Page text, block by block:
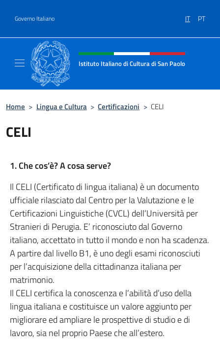
Governo Italiano IT PT
Intestazione sito, social e menù
Istituto Italiano di Cultura di San Paolo
Home > Lingua e Cultura > Certificazioni > CELI
CELI
1. Che cos’è? A cosa serve?
Il CELI (Certificato di lingua italiana) è un documento
ufficiale rilasciato dal Centro per la Valutazione e le
Certificazioni Linguistiche (CVCL) dell’Università per
Stranieri di Perugia. E’ riconosciuto dal Governo
italiano, accettato in tutto il mondo e non ha scadenza.
A partire dal livello B1, è uno degli esami riconosciuti
per l’acquisizione della cittadinanza italiana per
matrimonio.
Il CELI certifica la conoscenza e l’abilità d’uso della
lingua italiana e costituisce un valore aggiunto per
migliorare ed ampliare le prospettive di studio e di
lavoro, sia nel proprio Paese che all’estero.